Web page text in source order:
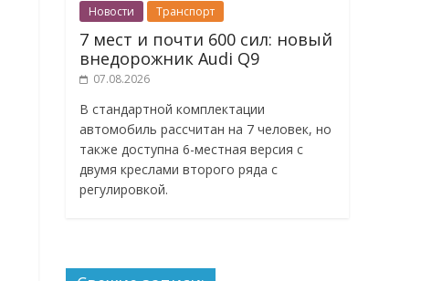
Новости Транспорт
7 мест и почти 600 сил: новый
внедорожник Audi Q9
07.08.2026
В стандартной комплектации
автомобиль рассчитан на 7 человек, но
также доступна 6-местная версия с
двумя креслами второго ряда с
регулировкой.